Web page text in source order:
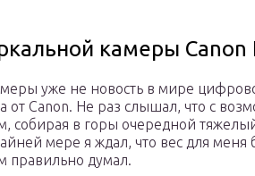
камеры Canon
уже не новость в мире
от Canon. Не раз слышал, что с
собирая в горы очередной
мере я ждал, что вес для
правильно думал.